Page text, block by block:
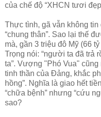
của chế độ “XHCN tươi
Thực tình, gã vẫn không
“chung thân”. Sao lại thế
mà, gần 3 triệu đô Mỹ (66
Trọng nói: “người ta đã trả
ta”. Vượng "Phó Vua"
tinh thần của Đảng, khắc
hồng”. Nghĩa là giao hết
“chữa bệnh” nhưng “cứu
sao?